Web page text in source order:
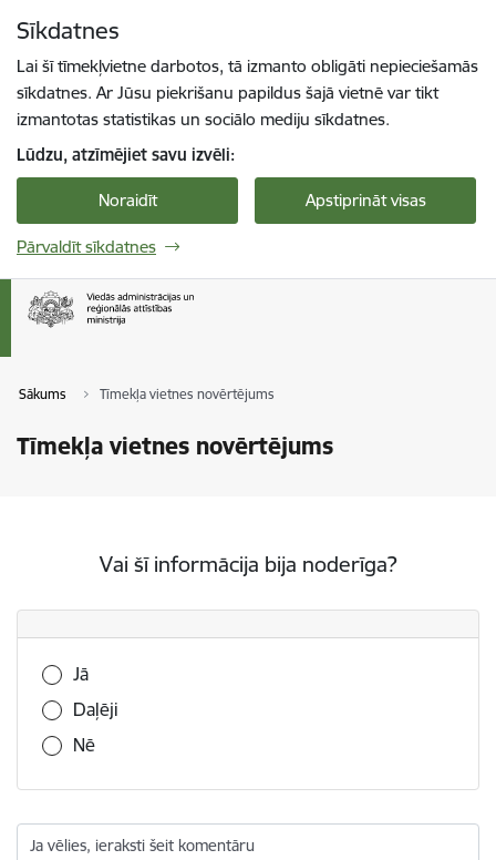
Sīkdatnes
Lai šī tīmekļvietne darbotos, tā izmanto obligāti nepieciešamās
sīkdatnes. Ar Jūsu piekrišanu papildus šajā vietnē var tikt
izmantotas statistikas un sociālo mediju sīkdatnes.
Lūdzu, atzīmējiet savu izvēli:
Noraidīt Apstiprināt visas
Pārvaldīt sīkdatnes
Sākums Tīmekļa vietnes novērtējums
Tīmekļa vietnes novērtējums
Vai šī informācija bija noderīga?
Vai šī informācija bija noderīga?
Jā
Daļēji
Nē
Ja vēlies, ieraksti šeit komentāru